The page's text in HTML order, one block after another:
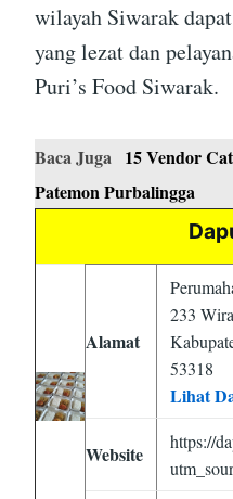
wilayah Siwarak
yang lezat dan
Puri’s Food Siwarak.
Baca Juga
15 Vendor
Patemon Purbalingga
Alamat
233
53318
Lihat
Website
https://